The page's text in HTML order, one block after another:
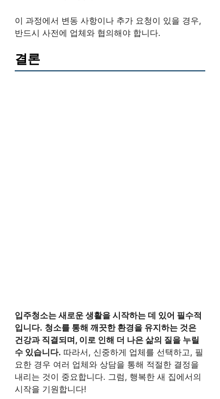
이 과정에서 변동 사항이나 추가 요청이 있을 경우,
반드시 사전에 업체와 협의해야 합니다.
결론
입주청소는 새로운 생활을 시작하는 데 있어 필수적
입니다. 청소를 통해 깨끗한 환경을 유지하는 것은
건강과 직결되며, 이로 인해 더 나은 삶의 질을 누릴
수 있습니다. 따라서, 신중하게 업체를 선택하고, 필
요한 경우 여러 업체와 상담을 통해 적절한 결정을
내리는 것이 중요합니다. 그럼, 행복한 새 집에서의
시작을 기원합니다!